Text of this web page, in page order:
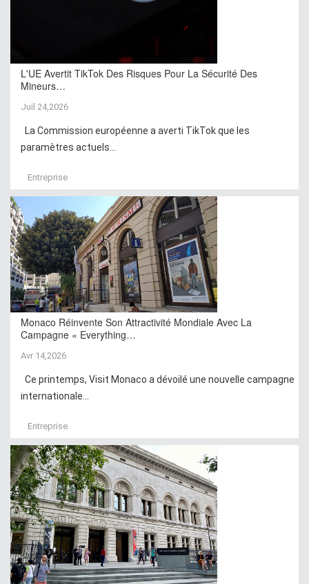
L'UE Avertit TikTok Des Risques Pour La Sécurité Des
Mineurs…
Juil 24,2026
La Commission européenne a averti TikTok que les
paramètres actuels...
Entreprise
Monaco Réinvente Son Attractivité Mondiale Avec La
Campagne « Everything…
Avr 14,2026
Ce printemps, Visit Monaco a dévoilé une nouvelle campagne
internationale...
Entreprise